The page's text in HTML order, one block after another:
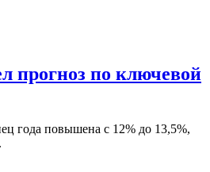
прогноз по ключевой
года повышена с 12% до 13,5%,